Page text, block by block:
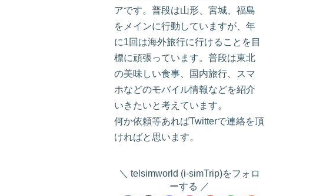
アです。普段は山形、宮城、福島
をメインに行動していますが、年
に1回は海外旅行に行けることを目
標に頑張っています。普段は東北
の美味しい食事、国内旅行、スマ
ホなどのモバイル情報などを紹介
いきたいと考えています。
何か依頼等あればTwitterで連絡を頂
ければと思います。
telsimworld (i-simTrip)をフォロ
ーする